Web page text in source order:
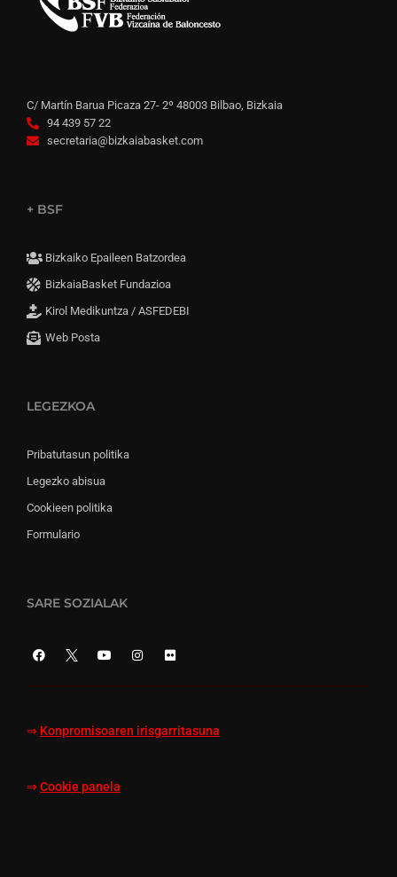
C/ Martín Barua Picaza 27- 2º 48003 Bilbao, Bizkaia
94 439 57 22
secretaria@bizkaiabasket.com
+ BSF
Bizkaiko Epaileen Batzordea
BizkaiaBasket Fundazioa
Kirol Medikuntza / ASFEDEBI
Web Posta
LEGEZKOA
Pribatutasun politika
Legezko abisua
Cookieen politika
Formulario
SARE SOZIALAK
⇒ Konpromisoaren irisgarritasuna
⇒ Cookie panela